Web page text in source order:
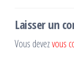
Laisser un
Vous devezvous